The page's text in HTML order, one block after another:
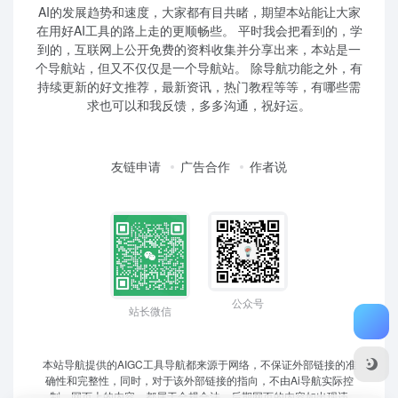
AI的发展趋势和速度，大家都有目共睹，期望本站能让大家
在用好AI工具的路上走的更顺畅些。 平时我会把看到的，学
到的，互联网上公开免费的资料收集并分享出来，本站是一
个导航站，但又不仅仅是一个导航站。 除导航功能之外，有
持续更新的好文推荐，最新资讯，热门教程等等，有哪些需
求也可以和我反馈，多多沟通，祝好运。
友链申请 广告合作 作者说
站长微信
公众号
本站导航提供的AIGC工具导航都来源于网络，不保证外部链接的准
确性和完整性，同时，对于该外部链接的指向，不由Ai导航实际控